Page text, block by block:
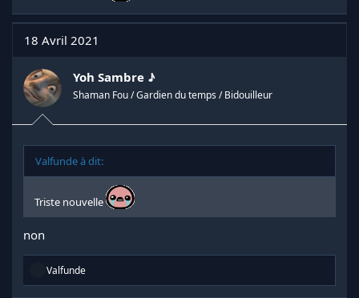
18 Avril 2021
Yoh Sambre ♪
Shaman Fou / Gardien du temps / Bidouilleur
Valfunde à dit:
Triste nouvelle
non
R
a
Valfunde